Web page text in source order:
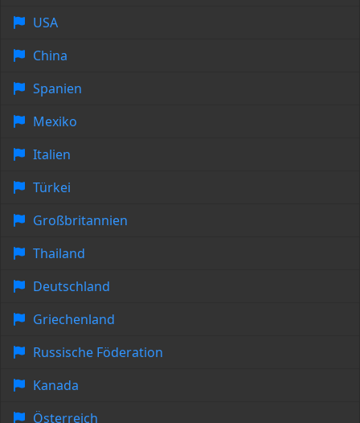
USA
China
Spanien
Mexiko
Italien
Türkei
Großbritannien
Thailand
Deutschland
Griechenland
Russische Föderation
Kanada
Österreich